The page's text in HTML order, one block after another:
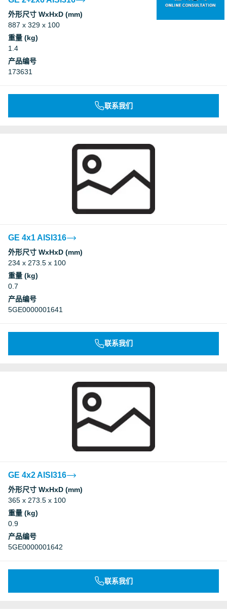
外形尺寸 WxHxD (mm)
887 x 329 x 100
重量 (kg)
1.4
产品编号
173631
联系我们
GE 4x1 AISI316
外形尺寸 WxHxD (mm)
234 x 273.5 x 100
重量 (kg)
0.7
产品编号
5GE0000001641
联系我们
GE 4x2 AISI316
外形尺寸 WxHxD (mm)
365 x 273.5 x 100
重量 (kg)
0.9
产品编号
5GE0000001642
联系我们